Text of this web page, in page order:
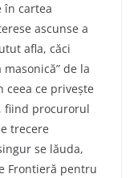
în cartea
ascunse a
afla, căci
de la
ceea ce privește
fiind procurorul
trecere
se lăuda,
Frontieră pentru